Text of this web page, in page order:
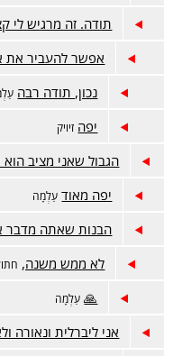
תודה. זה מרגיש לי
אפשר להעביר את
נכון, תודה רבה
יפה זיויק
הגבול שאני מציב
יפה מאוד עַלְמָה
הבנות שאתה מדבר
לא ממש משנה,
🙏 עַלְמָה
אני ליברלית ונאורה